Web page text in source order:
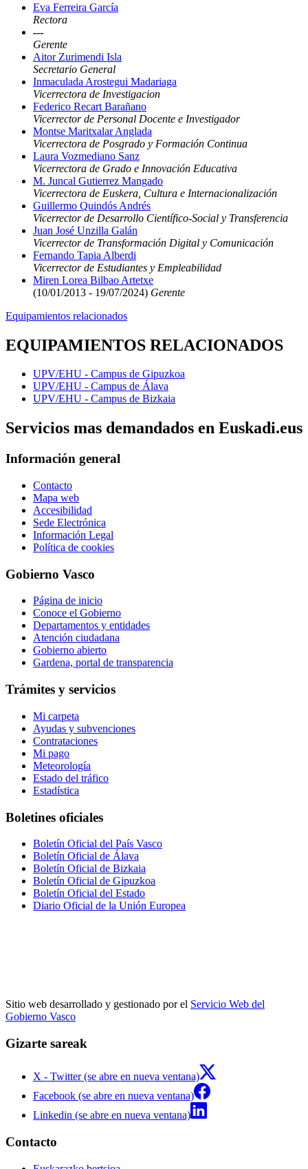
Eva Ferreira García
Rectora
---
Gerente
Aitor Zurimendi Isla
Secretario General
Inmaculada Arostegui Madariaga
Vicerrectora de Investigacion
Federico Recart Barañano
Vicerrector de Personal Docente e Investigador
Montse Maritxalar Anglada
Vicerrectora de Posgrado y Formación Continua
Laura Vozmediano Sanz
Vicerrectora de Grado e Innovación Educativa
M. Juncal Gutierrez Mangado
Vicerrectora de Euskera, Cultura e Internacionalización
Guillermo Quindós Andrés
Vicerrector de Desarrollo Científico-Social y Transferencia
Juan José Unzilla Galán
Vicerrector de Transformación Digital y Comunicación
Fernando Tapia Alberdi
Vicerrector de Estudiantes y Empleabilidad
Miren Lorea Bilbao Artetxe
(10/01/2013 - 19/07/2024) Gerente
Equipamientos relacionados
EQUIPAMIENTOS RELACIONADOS
UPV/EHU - Campus de Gipuzkoa
UPV/EHU - Campus de Álava
UPV/EHU - Campus de Bizkaia
Servicios mas demandados en Euskadi.eus
Información general
Contacto
Mapa web
Accesibilidad
Sede Electrónica
Información Legal
Política de cookies
Gobierno Vasco
Página de inicio
Conoce el Gobierno
Departamentos y entidades
Atención ciudadana
Gobierno abierto
Gardena, portal de transparencia
Trámites y servicios
Mi carpeta
Ayudas y subvenciones
Contrataciones
Mi pago
Meteorología
Estado del tráfico
Estadística
Boletines oficiales
Boletín Oficial del País Vasco
Boletín Oficial de Álava
Boletín Oficial de Bizkaia
Boletín Oficial de Gipuzkoa
Boletín Oficial del Estado
Diario Oficial de la Unión Europea
Sitio web desarrollado y gestionado por el Servicio Web del
Gobierno Vasco
Gizarte sareak
X - Twitter (se abre en nueva ventana)
Facebook (se abre en nueva ventana)
Linkedin (se abre en nueva ventana)
Contacto